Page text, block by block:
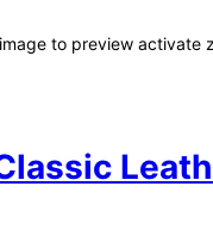
to preview activate